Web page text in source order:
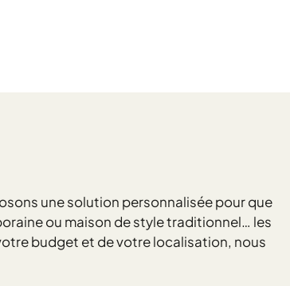
une solution personnalisée pour que
ou maison de style traditionnel… les
budget et de votre localisation, nous